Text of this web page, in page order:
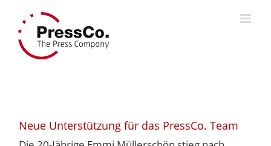
content
Neue Unterstützung für das PressCo. Team